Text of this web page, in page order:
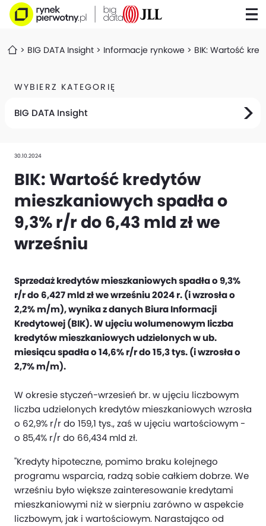
BIG DATA Insight Informacje rynkowe BIK: Wartość
WYBIERZ KATEGORIĘ
BIG DATA Insight
30.10.2024
BIK: Wartość kredytów
mieszkaniowych spadła o
9,3% r/r do 6,43 mld zł we
wrześniu
Sprzedaż kredytów mieszkaniowych spadła o 9,3%
r/r do 6,427 mld zł we wrześniu 2024 r. (i wzrosła o
2,2% m/m), wynika z danych Biura Informacji
Kredytowej (BIK). W ujęciu wolumenowym liczba
kredytów mieszkaniowych udzielonych w ub.
miesiącu spadła o 14,6% r/r do 15,3 tys. (i wzrosła o
2,7% m/m).
W okresie styczeń-wrzesień br. w ujęciu liczbowym
liczba udzielonych kredytów mieszkaniowych wzrosła
o 62,9% r/r do 159,1 tys., zaś w ujęciu wartościowym -
o 85,4% r/r do 66,434 mld zł.
"Kredyty hipoteczne, pomimo braku kolejnego
programu wsparcia, radzą sobie całkiem dobrze. We
wrześniu było większe zainteresowanie kredytami
mieszkaniowymi niż w sierpniu zarówno w aspekcie
liczbowym, jak i wartościowym. Narastająco od